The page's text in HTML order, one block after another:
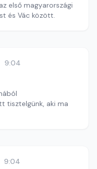
első magyarországi
és Vác között.
9:04
tisztelgünk, aki ma
9:04